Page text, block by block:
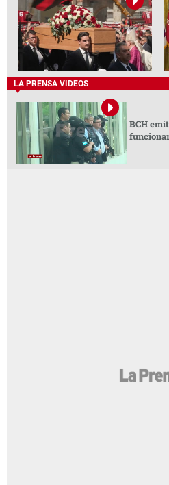
LA PRENSA VIDEOS
BCH